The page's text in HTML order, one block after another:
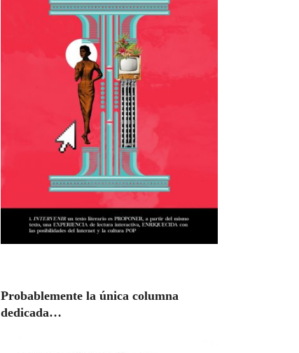
Probablemente la única columna
dedicada…